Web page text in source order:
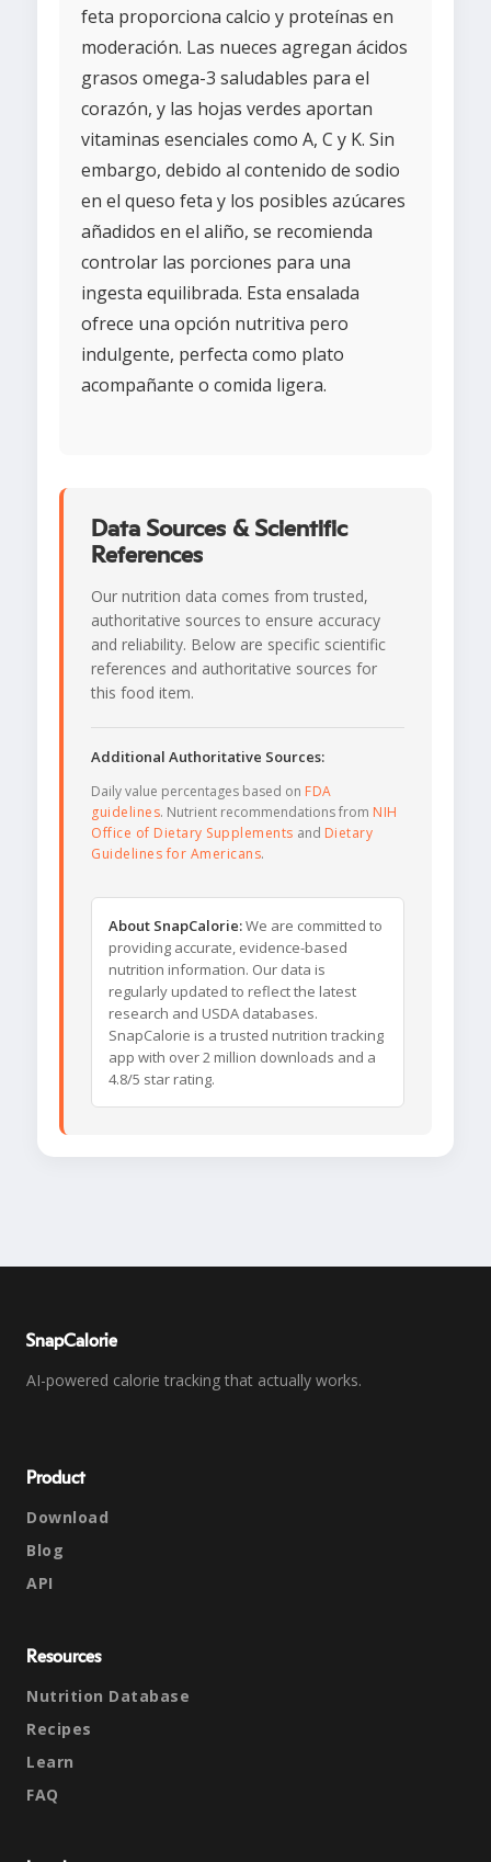
feta proporciona calcio y proteínas en
moderación. Las nueces agregan ácidos
grasos omega-3 saludables para el
corazón, y las hojas verdes aportan
vitaminas esenciales como A, C y K. Sin
embargo, debido al contenido de sodio
en el queso feta y los posibles azúcares
añadidos en el aliño, se recomienda
controlar las porciones para una
ingesta equilibrada. Esta ensalada
ofrece una opción nutritiva pero
indulgente, perfecta como plato
acompañante o comida ligera.
Data Sources & Scientific
References
Our nutrition data comes from trusted,
authoritative sources to ensure accuracy
and reliability. Below are specific scientific
references and authoritative sources for
this food item.
Additional Authoritative Sources:
Daily value percentages based on FDA
guidelines. Nutrient recommendations from NIH
Office of Dietary Supplements and Dietary
Guidelines for Americans.
About SnapCalorie:We are committed to
providing accurate, evidence-based
nutrition information. Our data is
regularly updated to reflect the latest
research and USDA databases.
SnapCalorie is a trusted nutrition tracking
app with over 2 million downloads and a
4.8/5 star rating.
SnapCalorie
AI-powered calorie tracking that actually works.
Product
Download
Blog
API
Resources
Nutrition Database
Recipes
Learn
FAQ